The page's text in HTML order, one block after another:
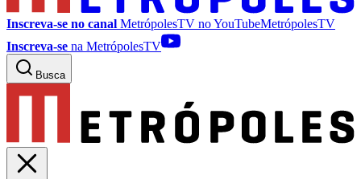
Inscreva-se no canal MetrópolesTV noYouTubeMetrópolesTV
Inscreva-se na MetrópolesTV
Busca